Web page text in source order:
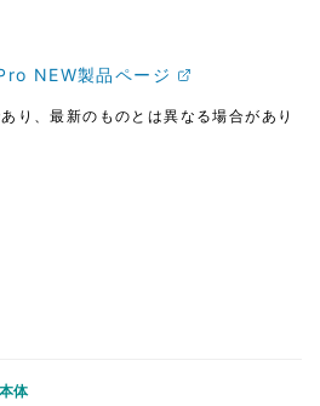
NEW製品ページ
り、最新のものとは異なる場合があり
体